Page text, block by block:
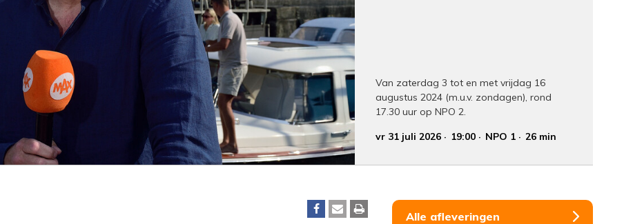
Van zaterdag 3 tot en met vrijdag 16
augustus 2024 (m.u.v. zondagen), rond
17.30 uur op NPO 2.
vr 31 juli 2026
19:00 NPO 1 26 min
Alle afleveringen